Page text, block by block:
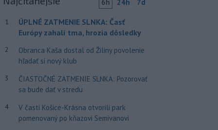
6h 24h 7d
1
ÚPLNÉ ZATMENIE SLNKA: Časť
Európy zahalí tma, hrozia dôsledky
2
Obranca Kaša dostal od Žiliny povolenie
hľadať si nový klub
3
ČIASTOČNÉ ZATMENIE SLNKA: Pozorovať
sa bude dať v stredu
4
V časti Košice-Krásna otvorili park
pomenovaný po kňazovi Semivanovi